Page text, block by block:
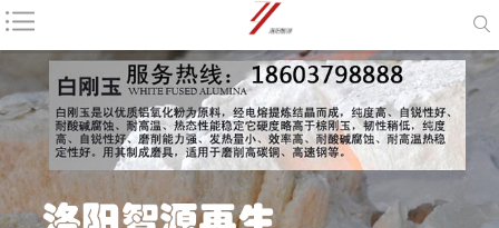
咨询电话：
18603798888
首页公司简介产品中心新闻资讯耐火材料磨料联系我们网站地图